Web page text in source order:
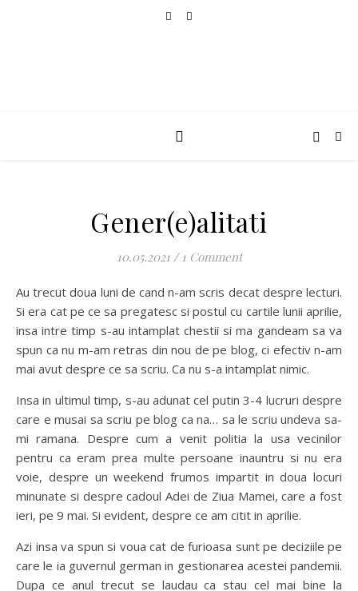
Gener(e)alitati
10.05.2021 / 1 Comment
Au trecut doua luni de cand n-am scris decat despre lecturi.
Si era cat pe ce sa pregatesc si postul cu cartile lunii aprilie,
insa intre timp s-au intamplat chestii si ma gandeam sa va
spun ca nu m-am retras din nou de pe blog, ci efectiv n-am
mai avut despre ce sa scriu. Ca nu s-a intamplat nimic.
Insa in ultimul timp, s-au adunat cel putin 3-4 lucruri despre
care e musai sa scriu pe blog ca na… sa le scriu undeva sa-
mi ramana. Despre cum a venit politia la usa vecinilor
pentru ca eram prea multe persoane inauntru si nu era
voie, despre un weekend frumos impartit in doua locuri
minunate si despre cadoul Adei de Ziua Mamei, care a fost
ieri, pe 9 mai. Si evident, despre ce am citit in aprilie.
Azi insa va spun si voua cat de furioasa sunt pe deciziile pe
care le ia guvernul german in gestionarea acestei pandemii.
Dupa ce anul trecut se laudau ca stau cel mai bine la